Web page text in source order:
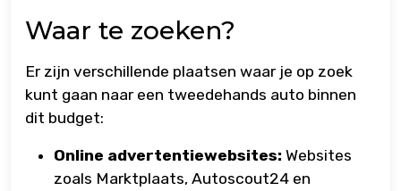
Waar te zoeken?
Er zijn verschillende plaatsen waar je op zoek
kunt gaan naar een tweedehands auto binnen
dit budget:
Online advertentiewebsites: Websites
zoals Marktplaats, Autoscout24 en